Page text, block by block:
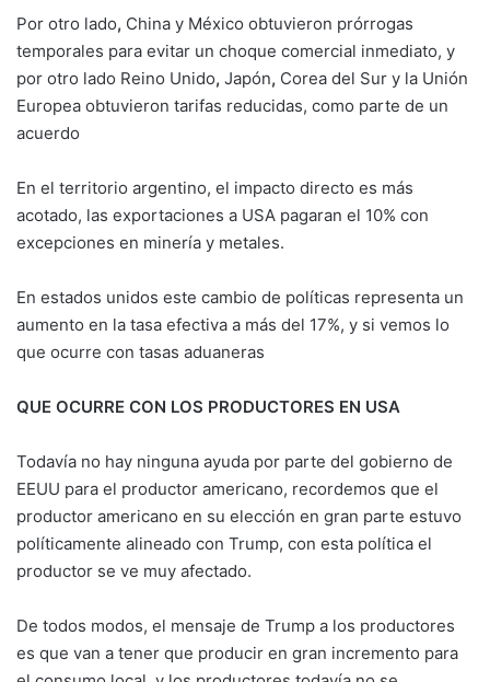
Por otro lado, China y México obtuvieron prórrogas
temporales para evitar un choque comercial inmediato, y
por otro lado Reino Unido, Japón, Corea del Sur y la Unión
Europea obtuvieron tarifas reducidas, como parte de un
acuerdo
En el territorio argentino, el impacto directo es más
acotado, las exportaciones a USA pagaran el 10% con
excepciones en minería y metales.
En estados unidos este cambio de políticas representa un
aumento en la tasa efectiva a más del 17%, y si vemos lo
que ocurre con tasas aduaneras
QUE OCURRE CON LOS PRODUCTORES EN USA
Todavía no hay ninguna ayuda por parte del gobierno de
EEUU para el productor americano, recordemos que el
productor americano en su elección en gran parte estuvo
políticamente alineado con Trump, con esta política el
productor se ve muy afectado.
De todos modos, el mensaje de Trump a los productores
es que van a tener que producir en gran incremento para